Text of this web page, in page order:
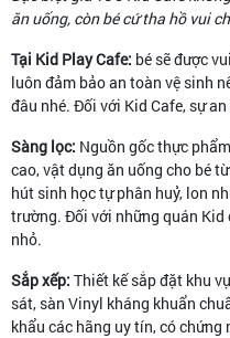
ăn uống, còn bé cứ tha hồ vui
Tại Kid Play Cafe: bé sẽ được
luôn đảm bảo an toàn vệ sinh
đâu nhé. Đối với Kid Cafe, sự
Sàng lọc: Nguồn gốc thực
cao, vật dụng ăn uống cho bé
hút sinh học tự phân huỷ, lon
trường. Đối với những quán
nhỏ.
Sắp xếp: Thiết kế sắp đặt khu
sát, sàn Vinyl kháng khuẩn
khẩu các hãng uy tín, có chứng